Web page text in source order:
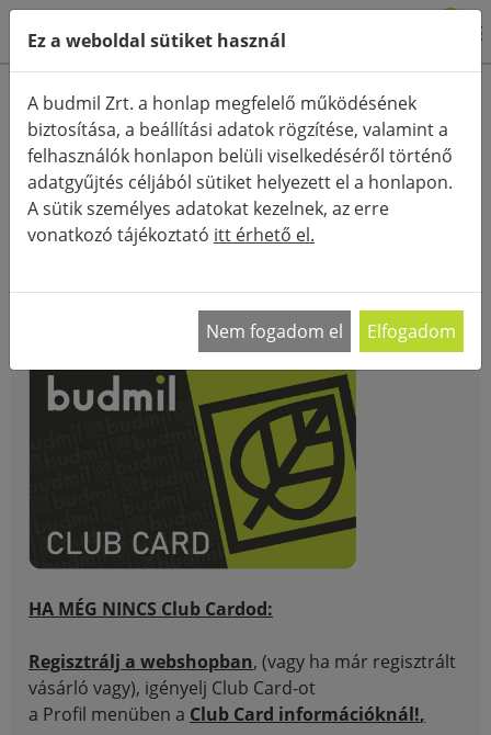
TÖRZSVÁSÁRLÓI PROGRAM
üzleteinkben, és vásárlásaid után kedvezményt
HA MÉG NINCS Club Cardod:
Regisztrálj a webshopban, (vagy ha már regisztrált
vásárló vagy), igényelj Club Card-ot
a Profil menüben a Club Card információknál!,
Ez a weboldal sütiket használ
A budmil Zrt. a honlap megfelelő működésének
biztosítása, a beállítási adatok rögzítése, valamint a
felhasználók honlapon belüli viselkedéséről történő
adatgyűjtés céljából sütiket helyezett el a honlapon.
A sütik személyes adatokat kezelnek, az erre
vonatkozó tájékoztató itt érhető el.
Nem fogadom el Elfogadom